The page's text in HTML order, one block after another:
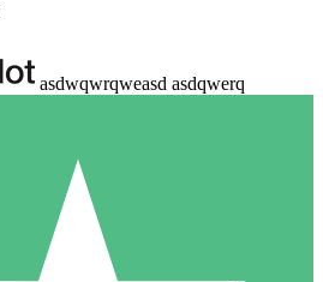
asdwqwrqweasd asdqwerq